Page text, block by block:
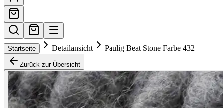
Startseite Detailansicht Paulig Beat Stone Farbe 432
Zurück zur Übersicht